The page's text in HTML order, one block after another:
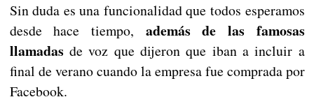
Sin duda es una funcionalidad que todos esperamos
desde hace tiempo, además de las famosas
llamadas de voz que dijeron que iban a incluir a
final de verano cuando la empresa fue comprada por
Facebook.